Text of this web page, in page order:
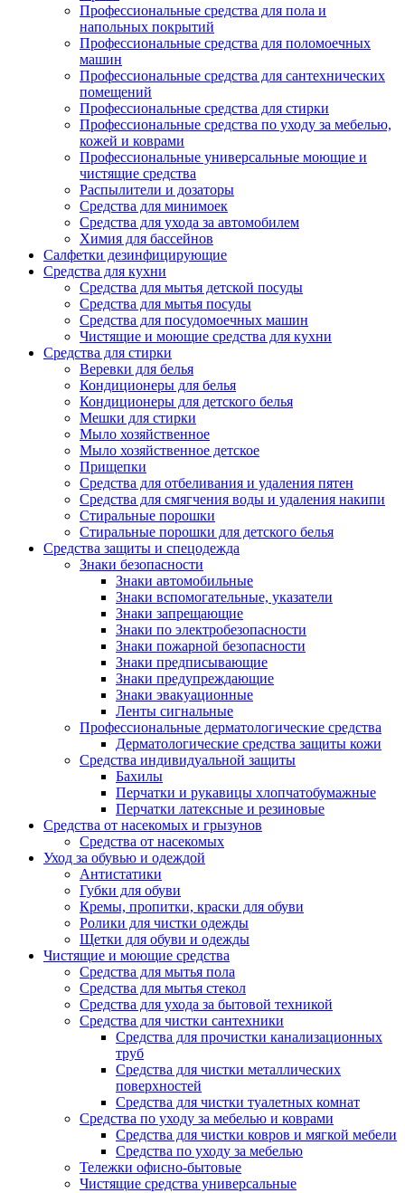
Профессиональные средства для пола и
напольных покрытий
Профессиональные средства для поломоечных
машин
Профессиональные средства для сантехнических
помещений
Профессиональные средства для стирки
Профессиональные средства по уходу за мебелью,
кожей и коврами
Профессиональные универсальные моющие и
чистящие средства
Распылители и дозаторы
Средства для минимоек
Средства для ухода за автомобилем
Химия для бассейнов
Салфетки дезинфицирующие
Средства для кухни
Средства для мытья детской посуды
Средства для мытья посуды
Средства для посудомоечных машин
Чистящие и моющие средства для кухни
Средства для стирки
Веревки для белья
Кондиционеры для белья
Кондиционеры для детского белья
Мешки для стирки
Мыло хозяйственное
Мыло хозяйственное детское
Прищепки
Средства для отбеливания и удаления пятен
Средства для смягчения воды и удаления накипи
Стиральные порошки
Стиральные порошки для детского белья
Средства защиты и спецодежда
Знаки безопасности
Знаки автомобильные
Знаки вспомогательные, указатели
Знаки запрещающие
Знаки по электробезопасности
Знаки пожарной безопасности
Знаки предписывающие
Знаки предупреждающие
Знаки эвакуационные
Ленты сигнальные
Профессиональные дерматологические средства
Дерматологические средства защиты кожи
Средства индивидуальной защиты
Бахилы
Перчатки и рукавицы хлопчатобумажные
Перчатки латексные и резиновые
Средства от насекомых и грызунов
Средства от насекомых
Уход за обувью и одеждой
Антистатики
Губки для обуви
Кремы, пропитки, краски для обуви
Ролики для чистки одежды
Щетки для обуви и одежды
Чистящие и моющие средства
Средства для мытья пола
Средства для мытья стекол
Средства для ухода за бытовой техникой
Средства для чистки сантехники
Средства для прочистки канализационных
труб
Средства для чистки металлических
поверхностей
Средства для чистки туалетных комнат
Средства по уходу за мебелью и коврами
Средства для чистки ковров и мягкой мебели
Средства по уходу за мебелью
Тележки офисно-бытовые
Чистящие средства универсальные